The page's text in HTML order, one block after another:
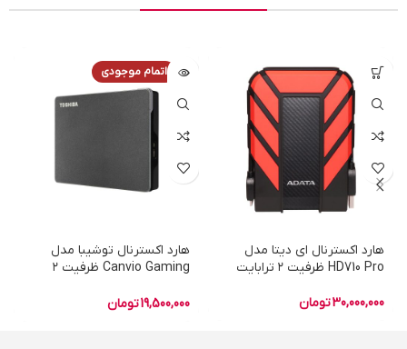
هارد اکسترنال ای دیتا مدل
HD710 Pro ظرفیت ۲ ترابایت
30,000,000تومان
اتمام موجودی
هارد اکسترنال توشیبا مدل
Canvio Gaming ظرفیت ۲
19,500,000تومان